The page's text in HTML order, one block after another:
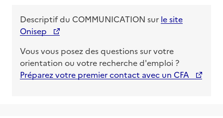
Descriptif du COMMUNICATION sur le site
Onisep
Vous vous posez des questions sur votre
orientation ou votre recherche d'emploi ?
Préparez votre premier contact avec un CFA